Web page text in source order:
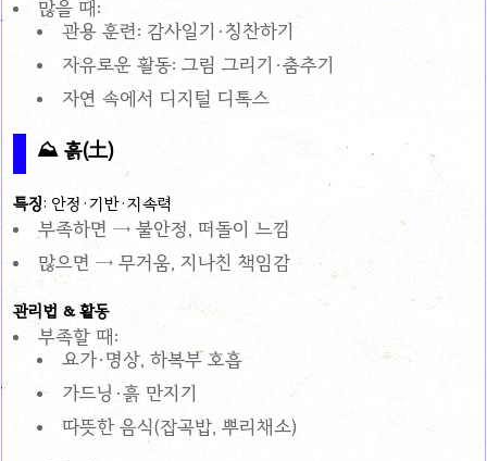
많을 때:
관용 훈련: 감사일기·칭찬하기
자유로운 활동: 그림 그리기·춤추기
자연 속에서 디지털 디톡스
⛰ 흙(土)
특징: 안정·기반·지속력
부족하면 → 불안정, 떠돌이 느낌
많으면 → 무거움, 지나친 책임감
관리법 & 활동
부족할 때:
요가·명상, 하복부 호흡
가드닝·흙 만지기
따뜻한 음식(잡곡밥, 뿌리채소)